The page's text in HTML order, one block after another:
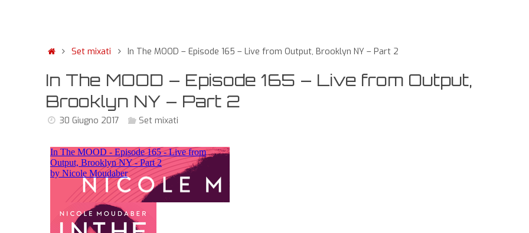
Set mixati In The MOOD – Episode 165 – Live from Output, Brooklyn NY – Part 2
In The MOOD – Episode 165 – Live from Output,
Brooklyn NY – Part 2
30 Giugno 2017 Set mixati